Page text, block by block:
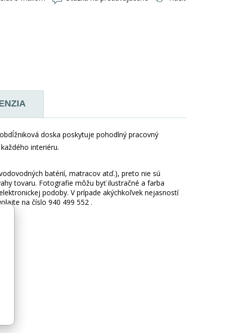
doska poskytuje pohodlný pracovný
interiéru.
batérií, matracov atď.), preto nie sú
tovaru. Fotografie môžu byť ilustračné a farba
podoby. V prípade akýchkoľvek nejasností
na číslo 940 499 552 .